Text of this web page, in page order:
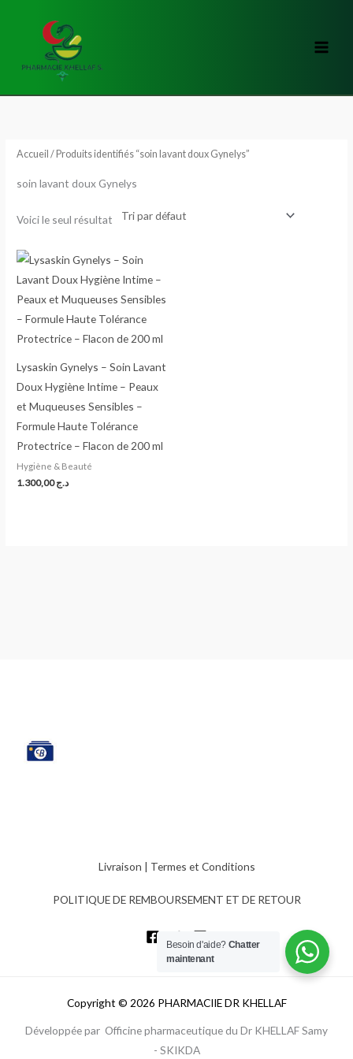
Accueil / Produits identifiés “soin lavant doux Gynelys”
soin lavant doux Gynelys
Voici le seul résultat
Lysaskin Gynelys – Soin Lavant
Doux Hygiène Intime – Peaux
et Muqueuses Sensibles –
Formule Haute Tolérance
Protectrice – Flacon de 200 ml
Hygiène & Beauté
د.ج1.300,00
Livraison | Termes et Conditions
POLITIQUE DE REMBOURSEMENT ET DE RETOUR
Copyright © 2026 PHARMACIIE DR KHELLAF
Développée par Officine pharmaceutique du Dr KHELLAF Samy
- SKIKDA
Besoin d'aide? Chatter
maintenant